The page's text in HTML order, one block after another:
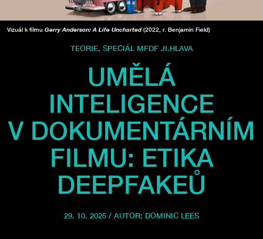
Vizuál k filmu Gerry Anderson: A Life Uncharted(2022, r. Benjamin Field)
TEORIE, SPECIÁL MFDF JI.HLAVA
UMĚLÁ
INTELIGENCE
V DOKUMENTÁRNÍM
FILMU: ETIKA
DEEPFAKEŮ
29. 10. 2025 / AUTOR: DOMINIC LEES